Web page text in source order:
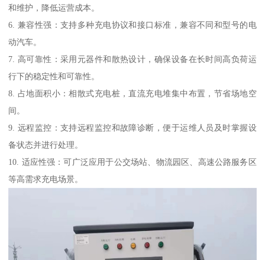
和维护，降低运营成本。
6. 兼容性强：支持多种充电协议和接口标准，兼容不同和型号的电
动汽车。
7. 高可靠性：采用元器件和散热设计，确保设备在长时间高负荷运
行下的稳定性和可靠性。
8. 占地面积小：相散式充电桩，直流充电堆集中布置，节省场地空
间。
9. 远程监控：支持远程监控和故障诊断，便于运维人员及时掌握设
备状态并进行处理。
10. 适应性强：可广泛应用于公交场站、物流园区、高速公路服务区
等高需求充电场景。